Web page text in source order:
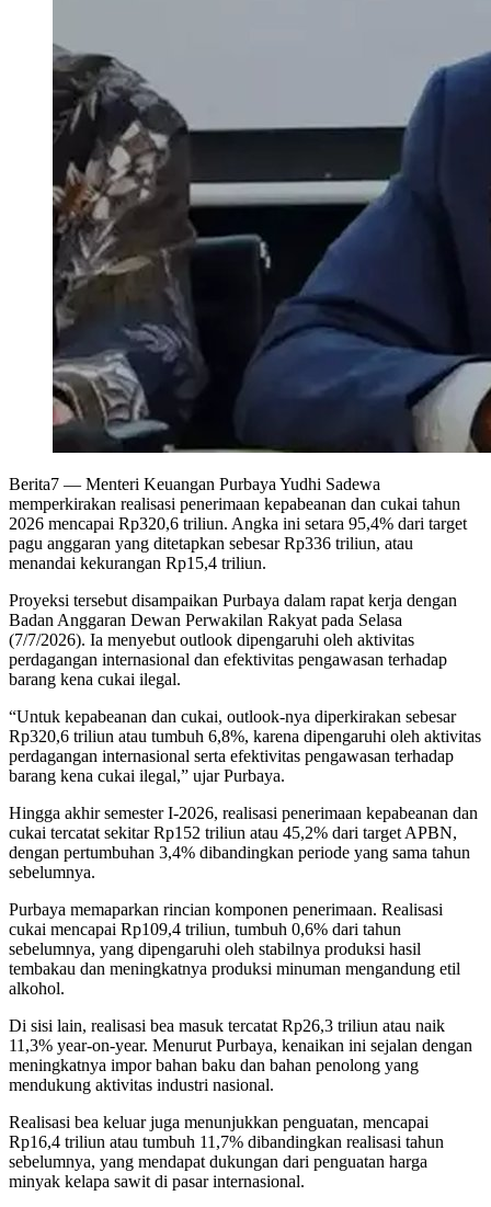
Berita7 — Menteri Keuangan Purbaya Yudhi Sadewa
memperkirakan realisasi penerimaan kepabeanan dan cukai tahun
2026 mencapai Rp320,6 triliun. Angka ini setara 95,4% dari target
pagu anggaran yang ditetapkan sebesar Rp336 triliun, atau
menandai kekurangan Rp15,4 triliun.
Proyeksi tersebut disampaikan Purbaya dalam rapat kerja dengan
Badan Anggaran Dewan Perwakilan Rakyat pada Selasa
(7/7/2026). Ia menyebut outlook dipengaruhi oleh aktivitas
perdagangan internasional dan efektivitas pengawasan terhadap
barang kena cukai ilegal.
“Untuk kepabeanan dan cukai, outlook-nya diperkirakan sebesar
Rp320,6 triliun atau tumbuh 6,8%, karena dipengaruhi oleh aktivitas
perdagangan internasional serta efektivitas pengawasan terhadap
barang kena cukai ilegal,” ujar Purbaya.
Hingga akhir semester I-2026, realisasi penerimaan kepabeanan dan
cukai tercatat sekitar Rp152 triliun atau 45,2% dari target APBN,
dengan pertumbuhan 3,4% dibandingkan periode yang sama tahun
sebelumnya.
Purbaya memaparkan rincian komponen penerimaan. Realisasi
cukai mencapai Rp109,4 triliun, tumbuh 0,6% dari tahun
sebelumnya, yang dipengaruhi oleh stabilnya produksi hasil
tembakau dan meningkatnya produksi minuman mengandung etil
alkohol.
Di sisi lain, realisasi bea masuk tercatat Rp26,3 triliun atau naik
11,3% year-on-year. Menurut Purbaya, kenaikan ini sejalan dengan
meningkatnya impor bahan baku dan bahan penolong yang
mendukung aktivitas industri nasional.
Realisasi bea keluar juga menunjukkan penguatan, mencapai
Rp16,4 triliun atau tumbuh 11,7% dibandingkan realisasi tahun
sebelumnya, yang mendapat dukungan dari penguatan harga
minyak kelapa sawit di pasar internasional.